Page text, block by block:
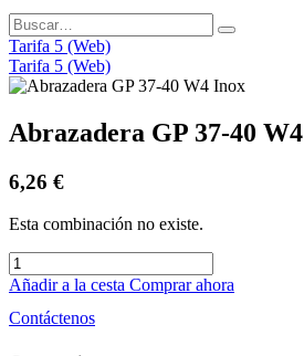
Tarifa 5 (Web)
Tarifa 5 (Web)
Abrazadera GP 37-40
6,26 €
Esta combinación no existe.
Añadir a la cesta Comprar ahora
Contáctenos